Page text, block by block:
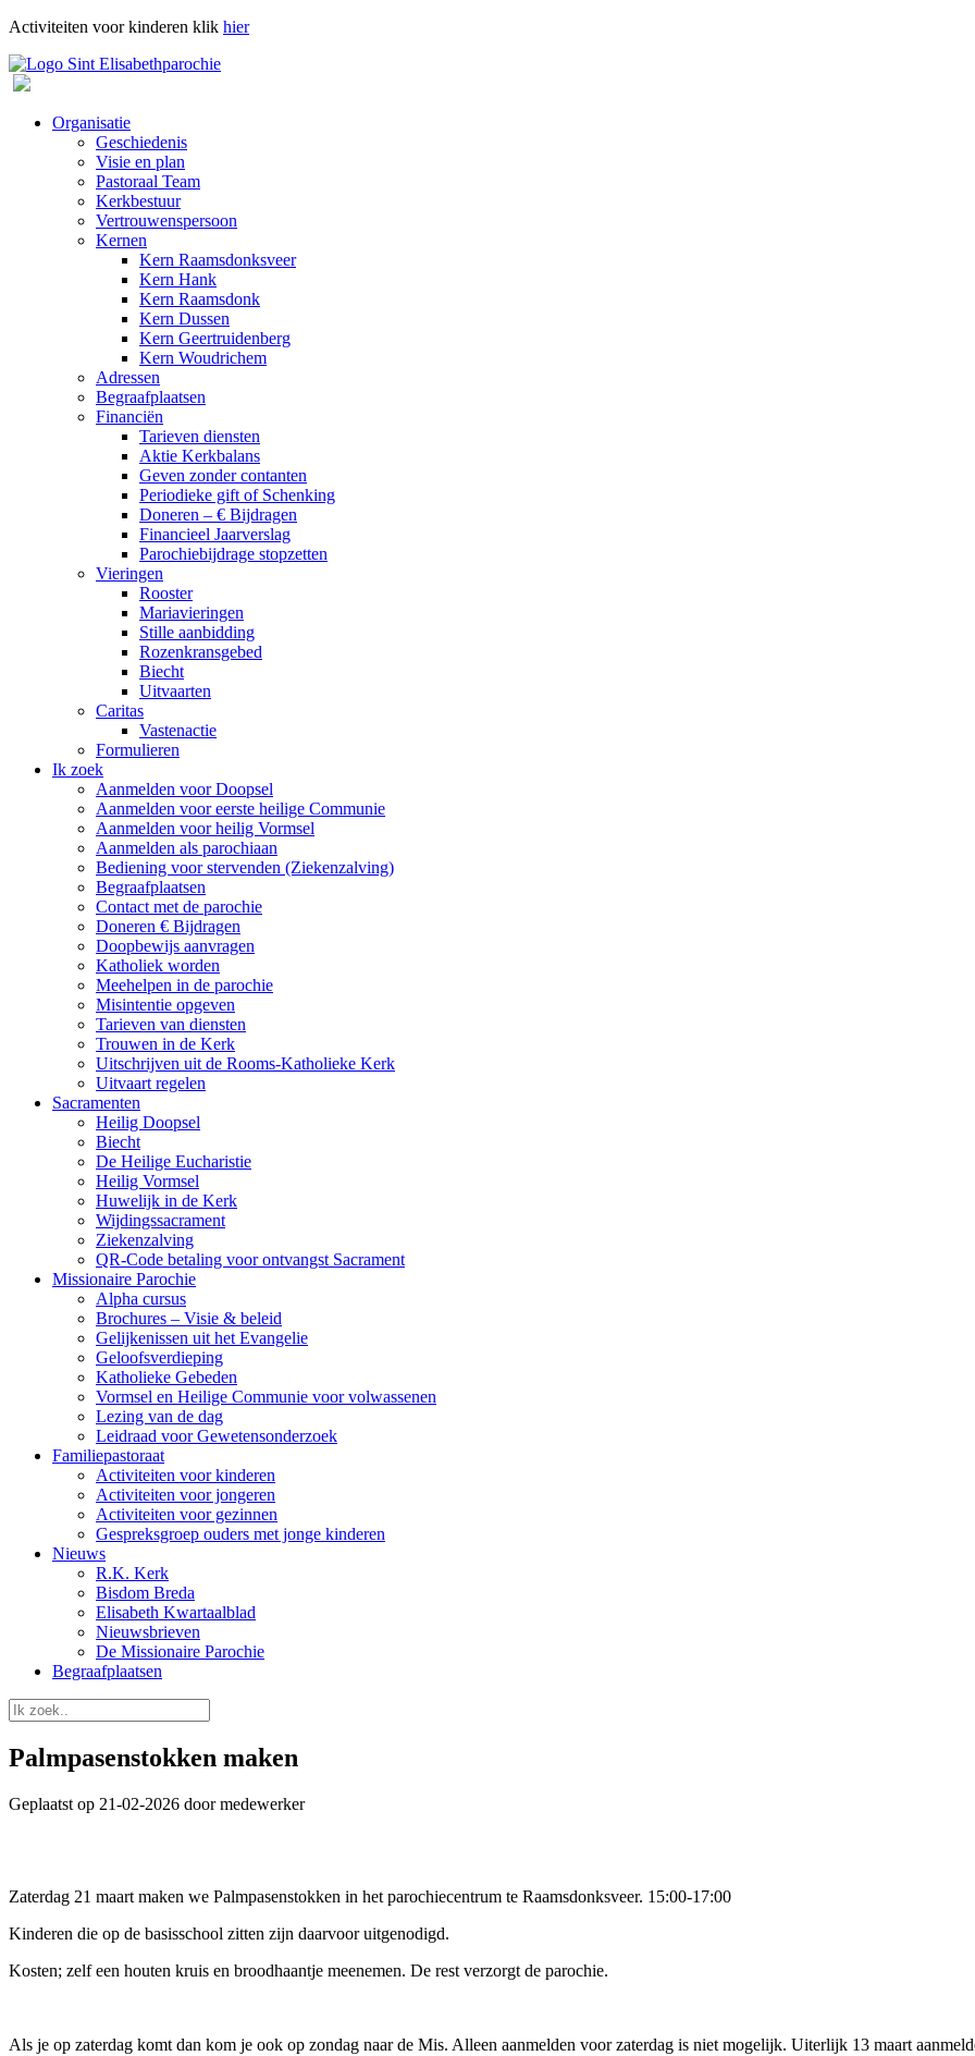
Activiteiten voor kinderen klik hier
Organisatie
Geschiedenis
Visie en plan
Pastoraal Team
Kerkbestuur
Vertrouwenspersoon
Kernen
Kern Raamsdonksveer
Kern Hank
Kern Raamsdonk
Kern Dussen
Kern Geertruidenberg
Kern Woudrichem
Adressen
Begraafplaatsen
Financiën
Tarieven diensten
Aktie Kerkbalans
Geven zonder contanten
Periodieke gift of Schenking
Doneren – € Bijdragen
Financieel Jaarverslag
Parochiebijdrage stopzetten
Vieringen
Rooster
Mariavieringen
Stille aanbidding
Rozenkransgebed
Biecht
Uitvaarten
Caritas
Vastenactie
Formulieren
Ik zoek
Aanmelden voor Doopsel
Aanmelden voor eerste heilige Communie
Aanmelden voor heilig Vormsel
Aanmelden als parochiaan
Bediening voor stervenden (Ziekenzalving)
Begraafplaatsen
Contact met de parochie
Doneren € Bijdragen
Doopbewijs aanvragen
Katholiek worden
Meehelpen in de parochie
Misintentie opgeven
Tarieven van diensten
Trouwen in de Kerk
Uitschrijven uit de Rooms-Katholieke Kerk
Uitvaart regelen
Sacramenten
Heilig Doopsel
Biecht
De Heilige Eucharistie
Heilig Vormsel
Huwelijk in de Kerk
Wijdingssacrament
Ziekenzalving
QR-Code betaling voor ontvangst Sacrament
Missionaire Parochie
Alpha cursus
Brochures – Visie & beleid
Gelijkenissen uit het Evangelie
Geloofsverdieping
Katholieke Gebeden
Vormsel en Heilige Communie voor volwassenen
Lezing van de dag
Leidraad voor Gewetensonderzoek
Familiepastoraat
Activiteiten voor kinderen
Activiteiten voor jongeren
Activiteiten voor gezinnen
Gespreksgroep ouders met jonge kinderen
Nieuws
R.K. Kerk
Bisdom Breda
Elisabeth Kwartaalblad
Nieuwsbrieven
De Missionaire Parochie
Begraafplaatsen
Palmpasenstokken maken
Geplaatst op 21-02-2026 door medewerker
Zaterdag 21 maart maken we Palmpasenstokken in het parochiecentrum te Raamsdonksveer. 15:00-17:00
Kinderen die op de basisschool zitten zijn daarvoor uitgenodigd.
Kosten; zelf een houten kruis en broodhaantje meenemen. De rest verzorgt de parochie.
Als je op zaterdag komt dan kom je ook op zondag naar de Mis. Alleen aanmelden voor zaterdag is niet mogelijk. Uiterlijk 13 maart